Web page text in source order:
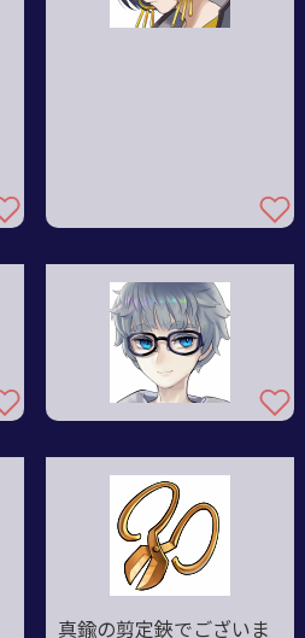
真鍮の剪定鋏でございま